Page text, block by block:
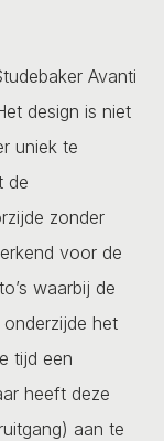
Avanti
design is niet
uniek te
de
zonder
voor de
waarbij de
het
tijd een
heeft deze
aan te